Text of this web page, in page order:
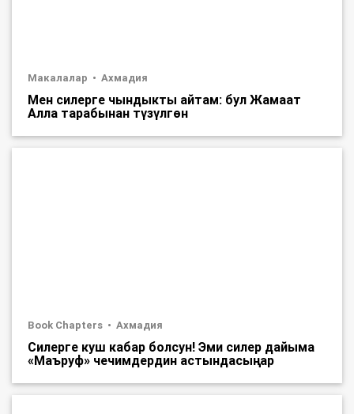
Макалалар Ахмадия
Мен силерге чындыкты айтам: бул Жамаат
Алла тарабынан түзүлгөн
Book Chapters Ахмадия
Силерге куш кабар болсун! Эми силер дайыма
«Маъруф» чечимдердин астындасыңар